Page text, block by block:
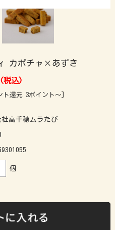
カボチャ×あずき
(税込)
ト還元 3ポイント～]
高千穂ムラたび
個